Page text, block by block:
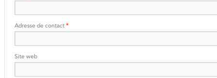
Adresse de contact *
Site web